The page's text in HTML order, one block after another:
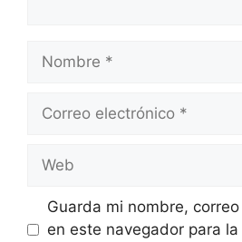
electrónico
Guarda mi nombre,
en este navegador para